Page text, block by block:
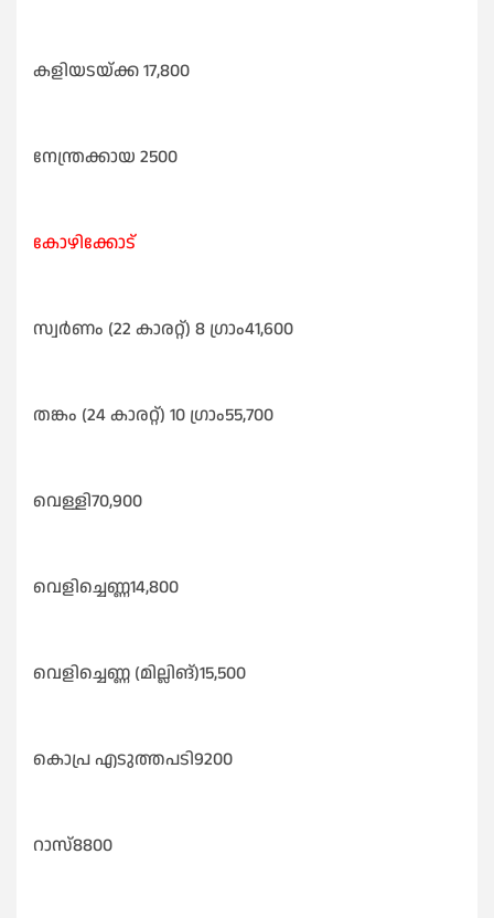
കളിയടയ്ക്ക 17,800
നേന്ത്രക്കായ 2500
കോഴിക്കോട്
സ്വർണം (22 കാരറ്റ്) 8 ഗ്രാം41,600
തങ്കം (24 കാരറ്റ്) 10 ഗ്രാം55,700
വെള്ളി70,900
വെളിച്ചെണ്ണ14,800
വെളിച്ചെണ്ണ (മില്ലിങ്)15,500
കൊപ്ര എടുത്തപടി9200
റാസ്8800